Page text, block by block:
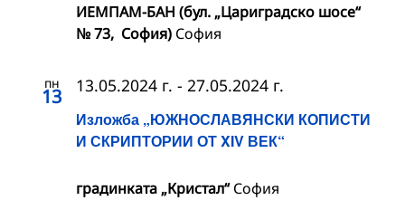
ИЕМПАМ-БАН (бул. „Цариградско шосе“
№ 73, София) София
пн
13
Изложба „ЮЖНОСЛАВЯНСКИ КОПИСТИ
И СКРИПТОРИИ ОТ XIV ВЕК“
13.05.2024 г. - 27.05.2024 г.
градинката „Кристал“София